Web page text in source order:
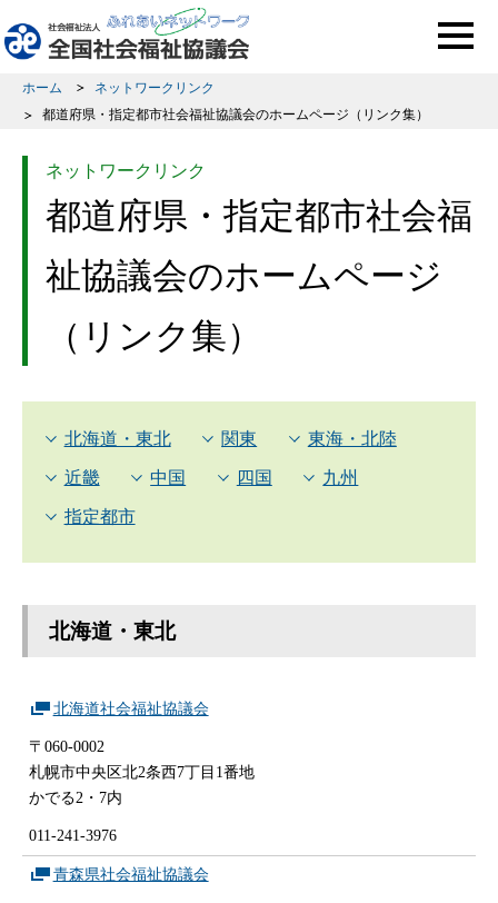
このページの本文へ移動
ホーム
ネットワークリンク
都道府県・指定都市社会福祉協議会のホームページ（リンク集）
ネットワークリンク
都道府県・指定都市社会福
祉協議会のホームページ
（リンク集）
北海道・東北 関東 東海・北陸
近畿 中国 四国 九州
指定都市
北海道・東北
北海道社会福祉協議会
〒060-0002
札幌市中央区北2条西7丁目1番地
かでる2・7内
011-241-3976
青森県社会福祉協議会